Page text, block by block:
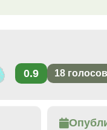
0.9 18 голосов